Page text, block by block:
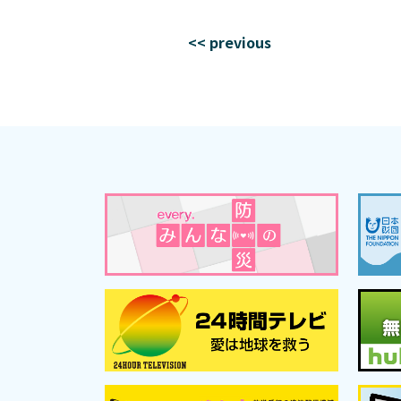
<< previous